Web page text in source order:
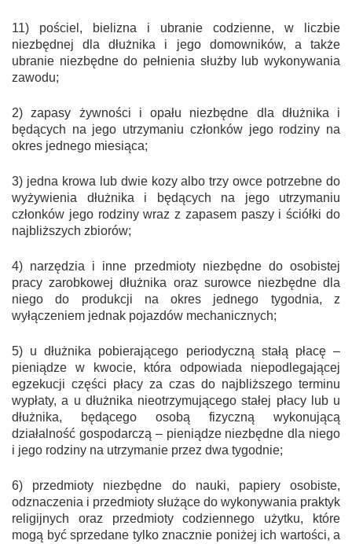
11) pościel, bielizna i ubranie codzienne, w liczbie
niezbędnej dla dłużnika i jego domowników, a także
ubranie niezbędne do pełnienia służby lub wykonywania
zawodu;
2) zapasy żywności i opału niezbędne dla dłużnika i
będących na jego utrzymaniu członków jego rodziny na
okres jednego miesiąca;
3) jedna krowa lub dwie kozy albo trzy owce potrzebne do
wyżywienia dłużnika i będących na jego utrzymaniu
członków jego rodziny wraz z zapasem paszy i ściółki do
najbliższych zbiorów;
4) narzędzia i inne przedmioty niezbędne do osobistej
pracy zarobkowej dłużnika oraz surowce niezbędne dla
niego do produkcji na okres jednego tygodnia, z
wyłączeniem jednak pojazdów mechanicznych;
5) u dłużnika pobierającego periodyczną stałą płacę –
pieniądze w kwocie, która odpowiada niepodlegającej
egzekucji części płacy za czas do najbliższego terminu
wypłaty, a u dłużnika nieotrzymującego stałej płacy lub u
dłużnika, będącego osobą fizyczną wykonującą
działalność gospodarczą – pieniądze niezbędne dla niego
i jego rodziny na utrzymanie przez dwa tygodnie;
6) przedmioty niezbędne do nauki, papiery osobiste,
odznaczenia i przedmioty służące do wykonywania praktyk
religijnych oraz przedmioty codziennego użytku, które
mogą być sprzedane tylko znacznie poniżej ich wartości, a